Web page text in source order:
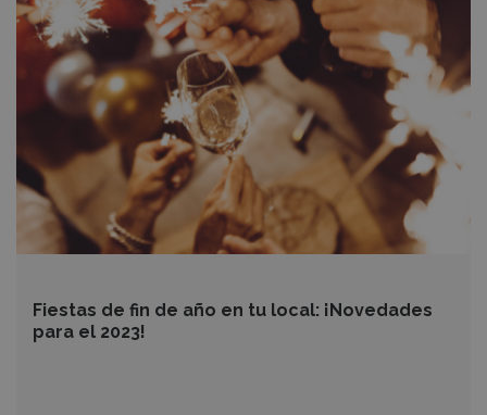
Fiestas de fin de año en tu local: ¡Novedades
para el 2023!
fin
¡Novedades
para
2023!